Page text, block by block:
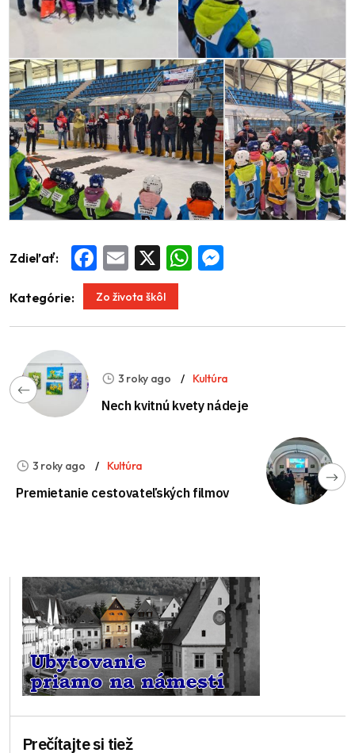
Zdieľať: Facebook
Email WhatsApp
Kategórie: Zo života škôl
3 roky ago Kultúra
Nech kvitnú kvety nádeje
3 roky ago Kultúra
Premietanie cestovateľských filmov
Prečítajte si tiež